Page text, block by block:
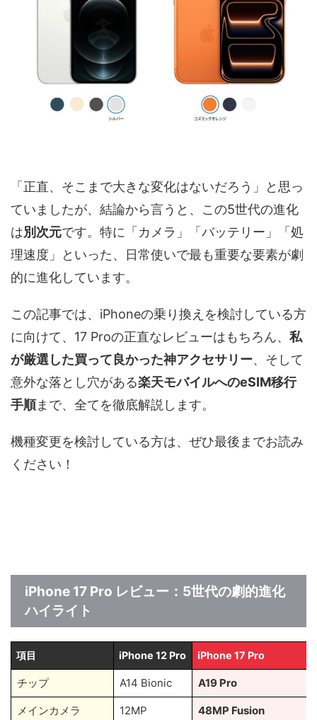
「正直、そこまで大きな変化はないだろう」と思っ
ていましたが、結論から言うと、この5世代の進化
は別次元です。特に「カメラ」「バッテリー」「処
理速度」といった、日常使いで最も重要な要素が劇
的に進化しています。
この記事では、iPhoneの乗り換えを検討している方
に向けて、17 Proの正直なレビューはもちろん、 私
が厳選した買って良かった神アクセサリー、そして
意外な落とし穴がある楽天モバイルへのeSIM移行
手順まで、全てを徹底解説します。
機種変更を検討している方は、ぜひ最後までお読み
ください！
iPhone 17 Pro レビュー：5世代の劇的進化
ハイライト
項目 iPhone 12 Pro iPhone 17 Pro
チップ A14 Bionic A19 Pro
メインカメラ 12MP 48MP Fusion